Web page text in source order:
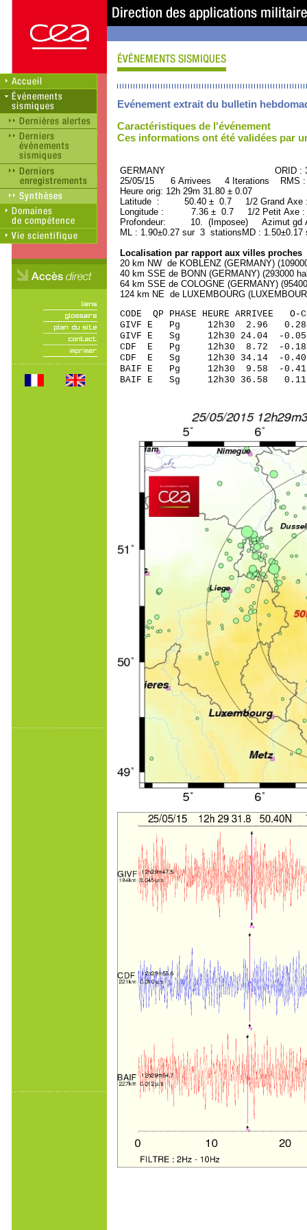
Evénement extrait du bulletin
Caractéristiques de l'événement
Ces informations ont été validées par
GERMANY ORID :
25/05/15 6 Arrivees 4 Iterations RMS
Heure orig: 12h 29m 31.80 ± 0.07
Latitude : 50.40 ± 0.7 1/2 Grand
Longitude : 7.36 ± 0.7 1/2 Petit Axe
Profondeur: 10. (Imposee) Azimut gd
ML : 1.90±0.27 sur 3 stationsMD :
Localisation par rapport aux villes proches
20 km NW de KOBLENZ (GERMANY)
40 km SSE de BONN (GERMANY) (293000
64 km SSE de COLOGNE (GERMANY)
124 km NE de LUXEMBOURG
CODE QP PHASE HEURE
GIVF E Pg 12h30 2.96 0.28
GIVF E Sg 12h30 24.04 -
CDF E Pg 12h30 8.72 -0.18
CDF E Sg 12h30 34.14 -
BAIF E Pg 12h30 9.58 -0.41
BAIF E Sg 12h30 36.58